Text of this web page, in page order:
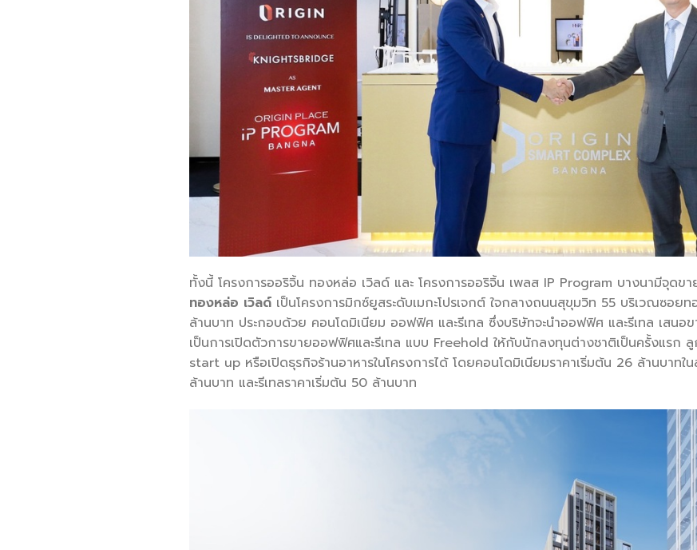
ทั้งนี้ โครงการออริจิ้น ทองหล่อ เวิลด์ และ โครงการออริจิ้น เพลส IP Program บางนามีจุดข
ทองหล่อ เวิลด์ เป็นโครงการมิกซ์ยูสระดับเมกะโปรเจกต์ ใจกลางถนนสุขุมวิท 55 บริเวณซอย
ล้านบาท ประกอบด้วย คอนโดมิเนียม ออฟฟิศ และรีเทล ซึ่งบริษัทจะนำออฟฟิศ และรีเทล เสนอ
เป็นการเปิดตัวการขายออฟฟิศและรีเทล แบบ Freehold ให้กับนักลงทุนต่างชาติเป็นครั้งแรก
start up หรือเปิดธุรกิจร้านอาหารในโครงการได้ โดยคอนโดมิเนียมราคาเริ่มต้น 26 ล้านบาท
ล้านบาท และรีเทลราคาเริ่มต้น 50 ล้านบาท